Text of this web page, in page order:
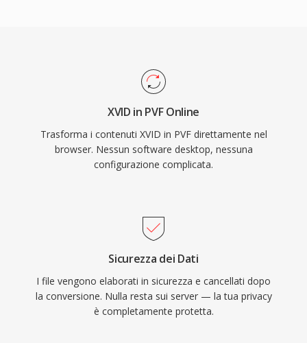
XVID in PVF Online
Trasforma i contenuti XVID in PVF direttamente nel
browser. Nessun software desktop, nessuna
configurazione complicata.
Sicurezza dei Dati
I file vengono elaborati in sicurezza e cancellati dopo
la conversione. Nulla resta sui server — la tua privacy
è completamente protetta.